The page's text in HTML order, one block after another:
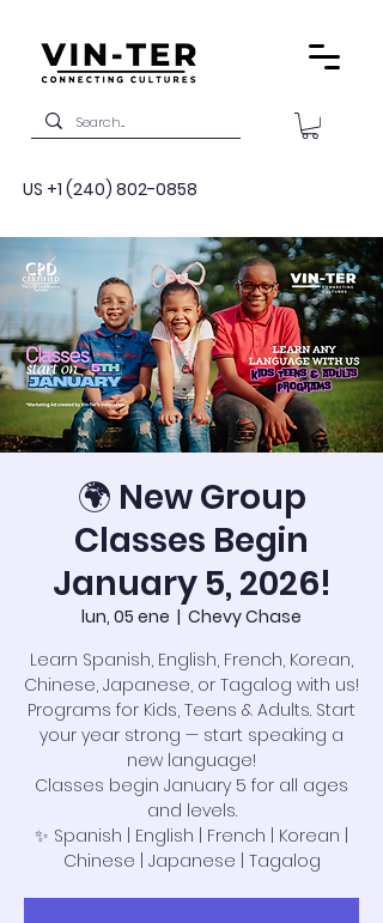
US +1 (240) 802-0858
🌍 New Group
Classes Begin
January 5, 2026!
lun, 05 ene
  |
Chevy Chase
Learn Spanish, English, French, Korean,
Chinese, Japanese, or Tagalog with us!
Programs for Kids, Teens & Adults. Start
your year strong — start speaking a
new language!
Classes begin January 5 for all ages
and levels.
✨ Spanish | English | French | Korean |
Chinese | Japanese | Tagalog